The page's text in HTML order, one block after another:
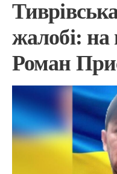
жалобі: на
Роман